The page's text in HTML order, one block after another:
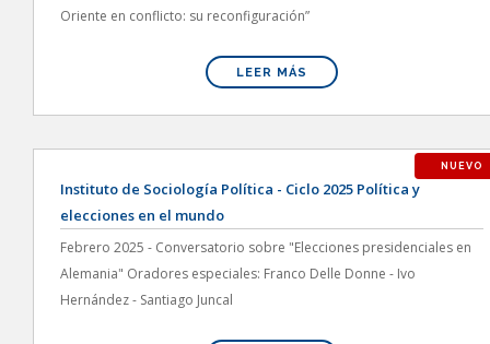
Oriente en conflicto: su reconfiguración”
LEER MÁS
NUEVO
Instituto de Sociología Política - Ciclo 2025 Política y
elecciones en el mundo
Febrero 2025 - Conversatorio sobre "Elecciones presidenciales en
Alemania" Oradores especiales: Franco Delle Donne - Ivo
Hernández - Santiago Juncal